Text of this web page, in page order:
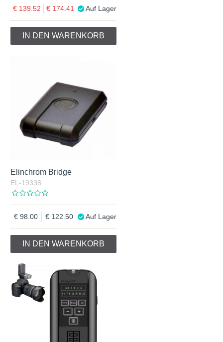
139.52 174.41 Auf Lager
IN DEN WARENKORB
Elinchrom Bridge
EL-19338
98.00 122.50 Auf Lager
IN DEN WARENKORB